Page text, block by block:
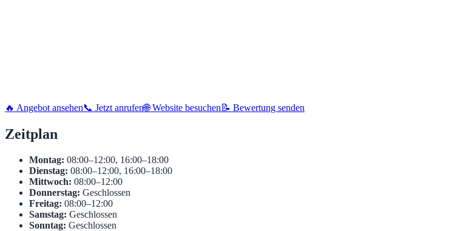
🔥 Angebot ansehen📞 Jetzt anrufen🌐 Website besuchen 📝 Bewertung senden
Zeitplan
Montag: 08:00–12:00, 16:00–18:00
Dienstag: 08:00–12:00, 16:00–18:00
Mittwoch: 08:00–12:00
Donnerstag: Geschlossen
Freitag: 08:00–12:00
Samstag: Geschlossen
Sonntag: Geschlossen